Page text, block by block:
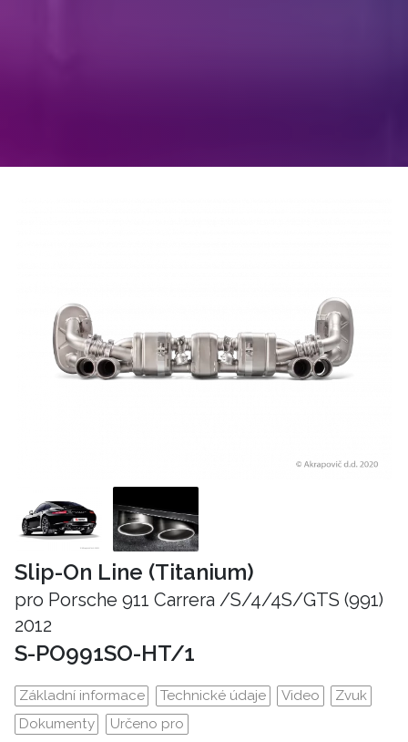
Slip-On Line (Titanium)
pro Porsche 911 Carrera /S/4/4S/GTS (991)
2012
S-PO991SO-HT/1
Základní informace Technické údaje Video
Zvuk
Dokumenty
Určeno pro